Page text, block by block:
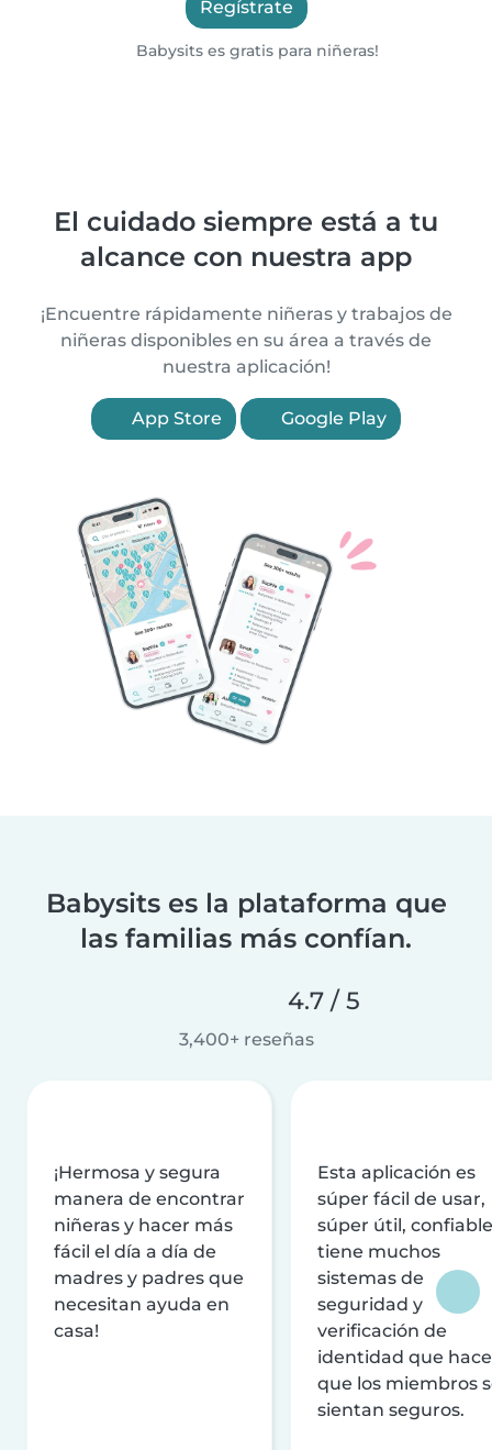
Regístrate
Babysits es gratis para niñeras!
El cuidado siempre está a tu
alcance con nuestra app
¡Encuentre rápidamente niñeras y trabajos de
niñeras disponibles en su área a través de
nuestra aplicación!
App Store Google Play
Babysits es la plataforma que
las familias más confían.
4.7 / 5
3,400+ reseñas
¡Hermosa y segura
manera de encontrar
niñeras y hacer más
fácil el día a día de
madres y padres que
necesitan ayuda en
casa!
Esta aplicación es
súper fácil de usar,
súper útil,
tiene muchos
sistemas de
seguridad y
verificación de
identidad que
que los miembros
sientan seguros.